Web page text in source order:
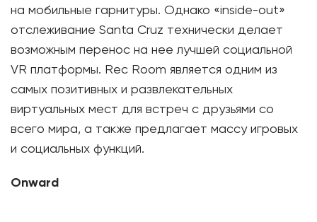
на мобильные гарнитуры. Однако «inside-out»
отслеживание Santa Cruz технически делает
возможным перенос на нее лучшей социальной
VR платформы. Rec Room является одним из
самых позитивных и развлекательных
виртуальных мест для встреч с друзьями со
всего мира, а также предлагает массу игровых
и социальных функций.
Onward